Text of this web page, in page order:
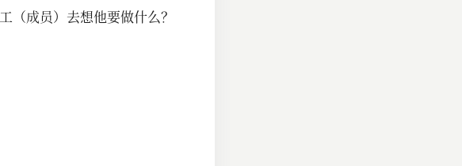
（成员）去想他要做什么？